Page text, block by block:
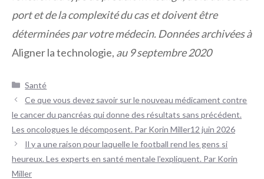
port et de la complexité du cas et doivent être
déterminées par votre médecin. Données archivées à
Aligner la technologie, au 9 septembre 2020
Catégories
Santé
Navigation
des
Ce que vous devez savoir sur le nouveau médicament contre
le cancer du pancréas qui donne des résultats sans précédent.
Les oncologues le décomposent. Par Korin Miller12 juin 2026
Il y a une raison pour laquelle le football rend les gens si
heureux. Les experts en santé mentale l'expliquent. Par Korin
Miller